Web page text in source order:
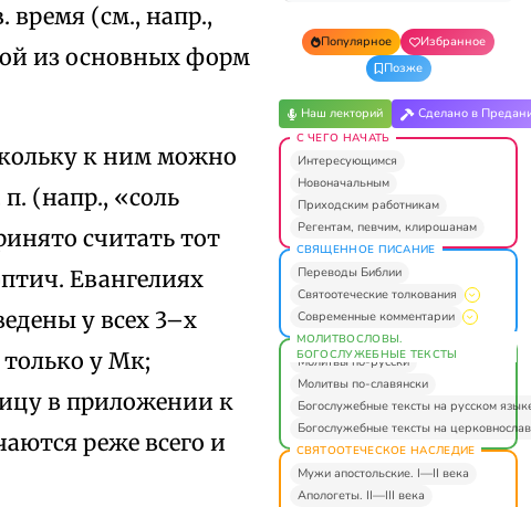
(см., напр.,
из основных форм
к ним можно
(напр., «соль
считать тот
Евангелиях
у всех 3–х
у Мк;
в приложении к
реже всего и
Популярное
Избранное
Позже
Наш лекторий Сделано в
С ЧЕГО НАЧАТЬ
Интересующимся
Новоначальным
Приходским работникам
Регентам, певчим, клирошанам
СВЯЩЕННОЕ ПИСАНИЕ
Переводы Библии
Святоотеческие толкования
Современные комментарии
МОЛИТВОСЛОВЫ.
БОГОСЛУЖЕБНЫЕ ТЕКСТЫ
Молитвы по-русски
Молитвы по-славянски
Богослужебные тексты на русском
Богослужебные тексты на
СВЯТООТЕЧЕСКОЕ НАСЛЕДИЕ
Мужи апостольские. I—II века
Апологеты. II—III века